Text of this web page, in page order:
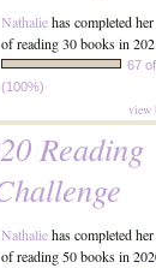
Nathaliehas completed
of reading 30 books in
67
(100%)
view
Reading
Nathaliehas completed
of reading 50 books in